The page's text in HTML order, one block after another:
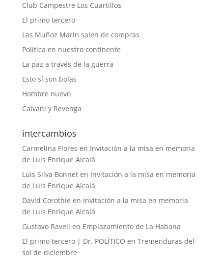
Club Campestre Los Cuartillos
El primo tercero
Las Muñoz Marín salen de compras
Política en nuestro continente
La paz a través de la guerra
Esto sí son bolas
Hombre nuevo
Calvani y Revenga
intercambios
Carmelina Flores en Invitación a la misa en memoria
de Luis Enrique Alcalá
Luis Silva Bonneten Invitación a la misa en memoria
de Luis Enrique Alcalá
David Corothie en Invitación a la misa en memoria
de Luis Enrique Alcalá
Gustavo Ravell en Emplazamiento de La Habana
El primo tercero | Dr. POLÍTICO en Tremenduras del
sol de diciembre